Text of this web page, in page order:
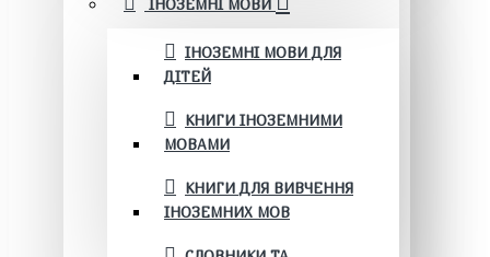
ІНОЗЕМНІ МОВИ
ІНОЗЕМНІ МОВИ ДЛЯ
ДІТЕЙ
КНИГИ ІНОЗЕМНИМИ
МОВАМИ
КНИГИ ДЛЯ ВИВЧЕННЯ
ІНОЗЕМНИХ МОВ